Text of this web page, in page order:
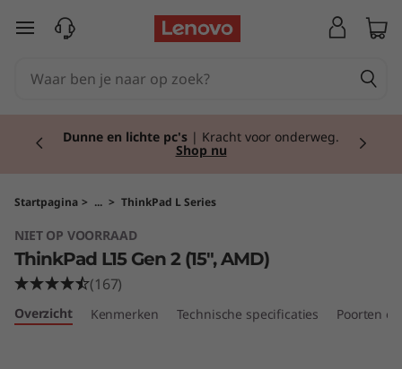
T
P
a
d
L
Ga naar de hoofdinhoud
Dunne en lichte pc's | Kracht voor onderweg.
Shop nu
Startpagina > ... > ThinkPad L Series
NIET OP VOORRAAD
ThinkPad L15 Gen 2 (15″, AMD)
(167)
Overzicht Kenmerken Technische specificaties Poorten